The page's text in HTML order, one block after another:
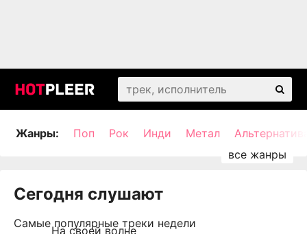
Жанры: Поп Рок Инди Метал
Сегодня слушают
Самые популярные треки недели
На своей волне